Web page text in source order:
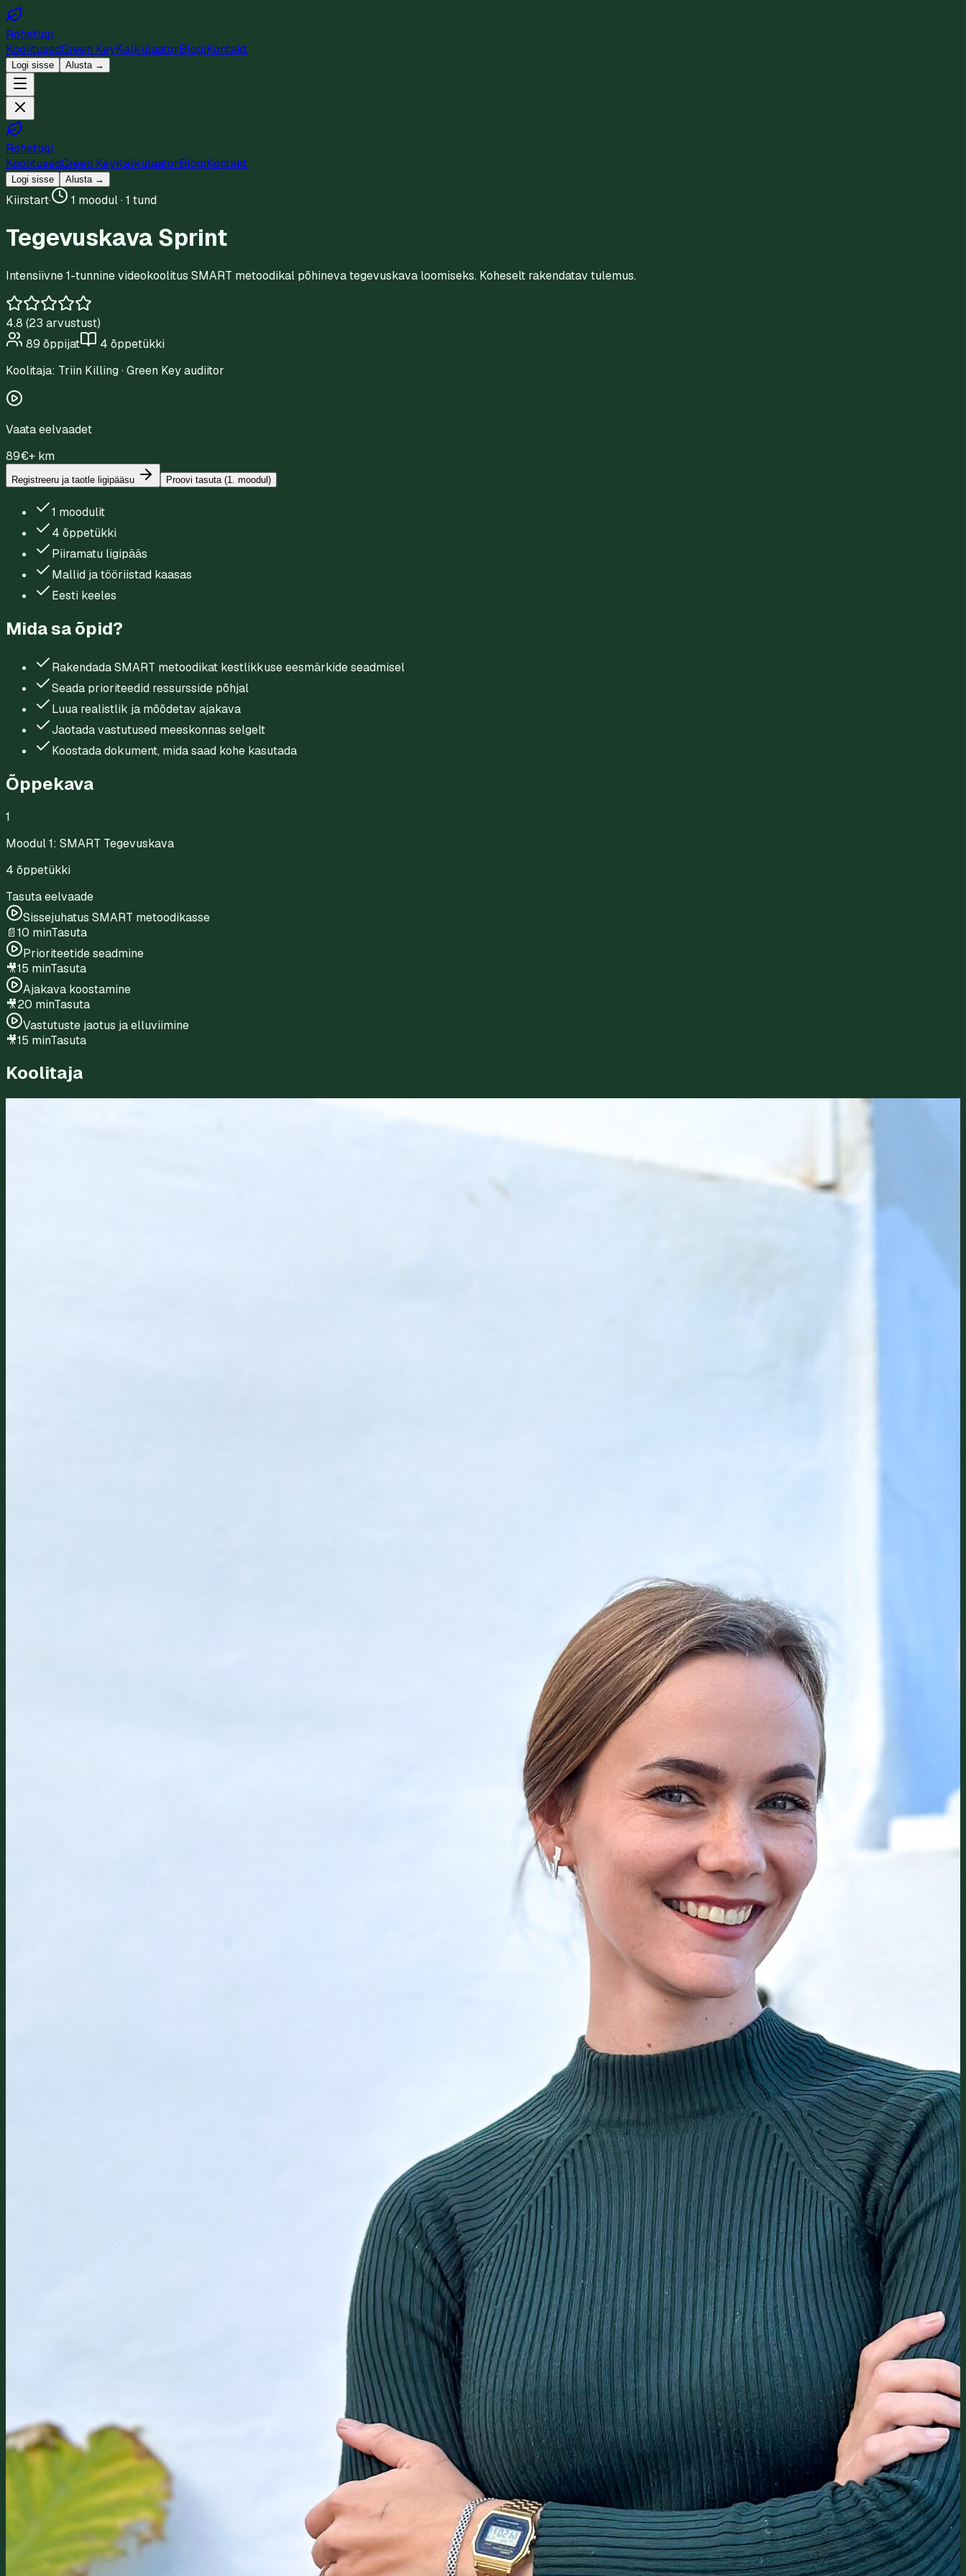
Rohetugi
KoolitusedGreen KeyKalkulaatorBlogiKontakt
Logi sisse Alusta →
Rohetugi
KoolitusedGreen KeyKalkulaatorBlogiKontakt
Logi sisse Alusta →
Kiirstart· 1 moodul · 1 tund
Tegevuskava Sprint
Intensiivne 1-tunnine videokoolitus SMART metoodikal põhineva tegevuskava loomiseks. Koheselt rakendatav tulemus.
4.8 (23 arvustust)
89 õppijat 4 õppetükki
Koolitaja: Triin Killing·Green Key audiitor
Vaata eelvaadet
89€+ km
Registreeru ja taotle ligipääsu Proovi tasuta (1. moodul)
1 moodulit
4 õppetükki
Piiramatu ligipääs
Mallid ja tööriistad kaasas
Eesti keeles
Mida sa õpid?
Rakendada SMART metoodikat kestlikkuse eesmärkide seadmisel
Seada prioriteedid ressursside põhjal
Luua realistlik ja mõõdetav ajakava
Jaotada vastutused meeskonnas selgelt
Koostada dokument, mida saad kohe kasutada
Õppekava
1
Moodul 1: SMART Tegevuskava
4 õppetükki
Tasuta eelvaade
Sissejuhatus SMART metoodikasse
📄10 minTasuta
Prioriteetide seadmine
🎥15 minTasuta
Ajakava koostamine
🎥20 minTasuta
Vastutuste jaotus ja elluviimine
🎥15 minTasuta
Koolitaja